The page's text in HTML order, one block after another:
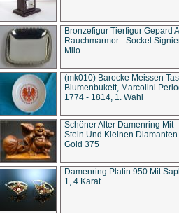
Bronzefigur Tierfigur Gepard
Rauchmarmor - Sockel
Milo
(mk010) Barocke Meissen
Blumenbukett, Marcolini
1774 - 1814, 1. Wahl
Schöner Alter Damenring Mit
Stein Und Kleinen Diamanten
Gold 375
Damenring Platin 950 Mit
1, 4 Karat